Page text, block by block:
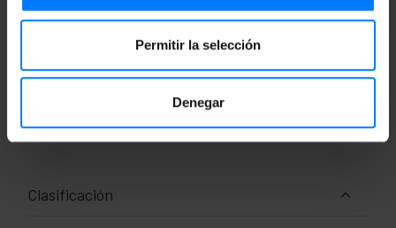
Permitir la selección
Denegar
Número de paquetes: 1
Medidas del paquete: 29.5 x 29.5 x 10.1 cm
Ficha de producto 1
Clasificación